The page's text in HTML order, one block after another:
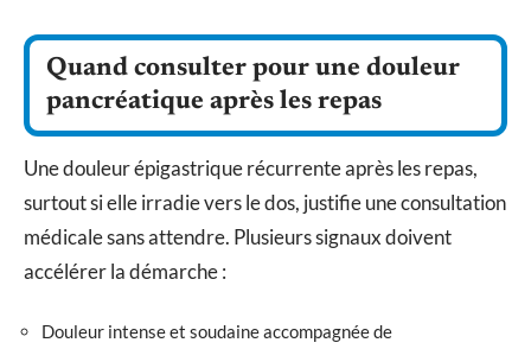
Quand consulter pour une douleur
pancréatique après les repas
Une douleur épigastrique récurrente après les repas,
surtout si elle irradie vers le dos, justifie une consultation
médicale sans attendre. Plusieurs signaux doivent
accélérer la démarche :
Douleur intense et soudaine accompagnée de